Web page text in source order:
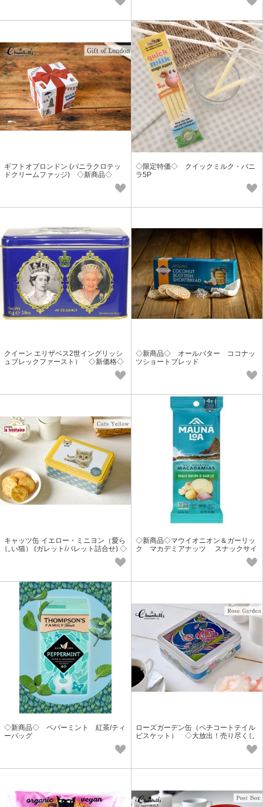
ギフトオブロンドン (バニラクロテッ
ドクリームファッジ) ◇新商品◇
◇限定特価◇ クイックミルク・バニ
ラ5P
クイーン エリザベス2世イングリッシ
ュブレックファースト） ◇新価格◇
◇新商品◇ オールバター ココナッ
ツショートブレッド
キャッツ缶 イエロー・ミニヨン（愛ら
しい猫） (ガレット/パレット詰合せ) ◇
◇新商品◇マウイオニオン＆ガーリッ
ク マカデミアナッツ スナックサイ
◇新商品◇ ペパーミント 紅茶/ティ
ーバッグ
ローズガーデン缶（ペチコートテイル
ビスケット） ◇大放出！売り尽くし